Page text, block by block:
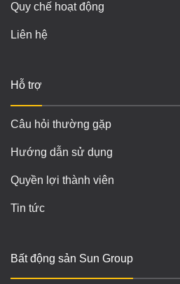
Quy chế hoạt động
Liên hệ
Hỗ trợ
Câu hỏi thường gặp
Hướng dẫn sử dụng
Quyền lợi thành viên
Tin tức
Bất động sản Sun Group